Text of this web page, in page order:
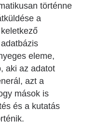
történne
a
eleme,
aki az adatot
azt a
mások is
és a kutatás